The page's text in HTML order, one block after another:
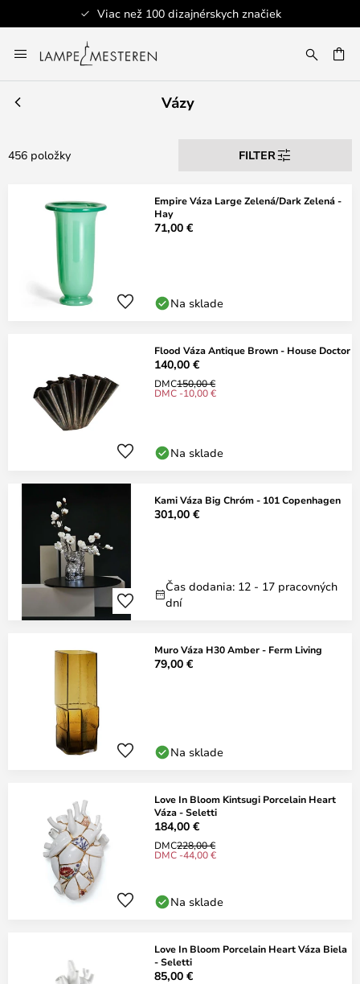
Bezpečná platba
to
Content
Vázy
456 položky FILTER
Empire Váza Large Zelená/Dark Zelená -
Hay
71,00 €
Na sklade
Flood Váza Antique Brown - House Doctor
140,00 €
DMC150,00 €
DMC -10,00 €
Na sklade
Kami Váza Big Chróm - 101 Copenhagen
301,00 €
Čas dodania: 12 - 17 pracovných
dní
Muro Váza H30 Amber - Ferm Living
79,00 €
Na sklade
Love In Bloom Kintsugi Porcelain Heart
Váza - Seletti
184,00 €
DMC228,00 €
DMC -44,00 €
Na sklade
Love In Bloom Porcelain Heart Váza Biela
- Seletti
85,00 €